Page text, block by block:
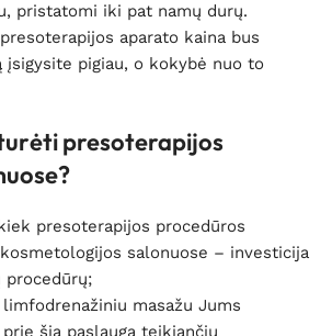
pristatomi iki pat namų durų.
aparato kaina bus
įsigysite pigiau, o kokybė nuo to
presoterapijos
presoterapijos procedūros
salonuose – investicija
masažu Jums
šią paslaugą teikiančių